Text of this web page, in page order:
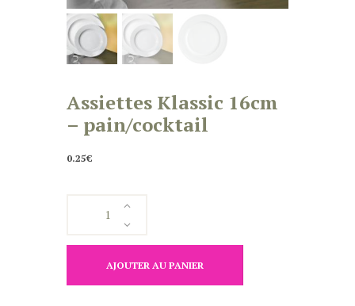
Assiettes Klassic 16cm
– pain/cocktail
0.25€
Assiettes
AJOUTER AU PANIER